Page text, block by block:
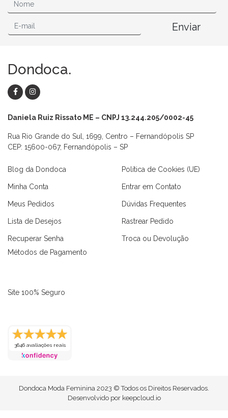
Macaquinhos
Enviar
Dondoca.
Daniela Ruiz Rissato ME – CNPJ 13.244.205/0002-45
Rua Rio Grande do Sul, 1699, Centro – Fernandópolis SP
CEP: 15600-067, Fernandópolis – SP
Blog da Dondoca
Minha Conta
Meus Pedidos
Lista de Desejos
Recuperar Senha
Política de Cookies (UE)
Entrar em Contato
Dúvidas Frequentes
Rastrear Pedido
Troca ou Devolução
Métodos de Pagamento
Site 100% Seguro
3646 avaliações reais
Dondoca Moda Feminina 2023 © Todos os Direitos Reservados.
Desenvolvido por keepcloud.io